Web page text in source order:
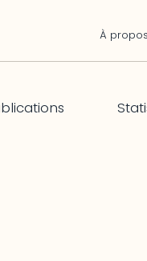
À propos